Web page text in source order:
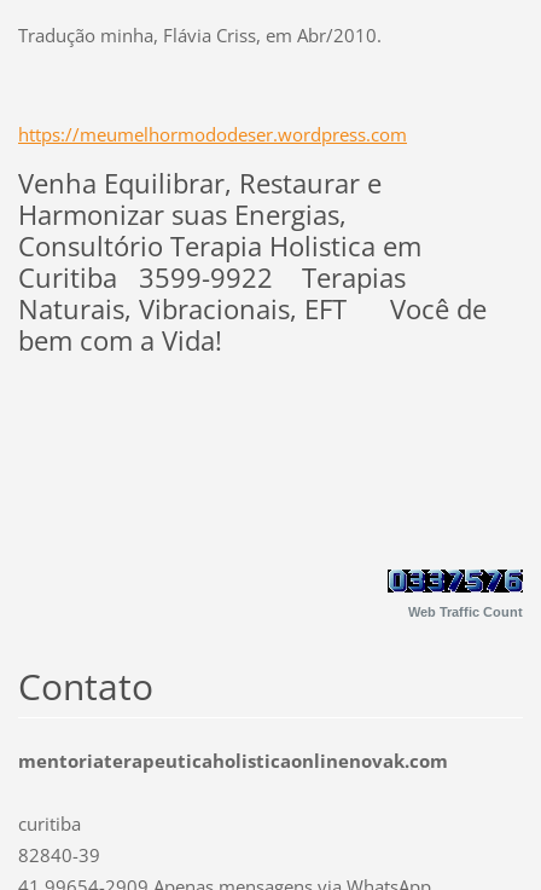
Tradução minha, Flávia Criss, em Abr/2010.
https://meumelhormododeser.wordpress.com
Venha Equilibrar, Restaurar e
Harmonizar suas Energias,
Consultório Terapia Holistica em
Curitiba 3599-9922 Terapias
Naturais, Vibracionais, EFT Você de
bem com a Vida!
Web Traffic Count
Contato
mentoriaterapeuticaholisticaonlinenovak.com
curitiba
82840-39